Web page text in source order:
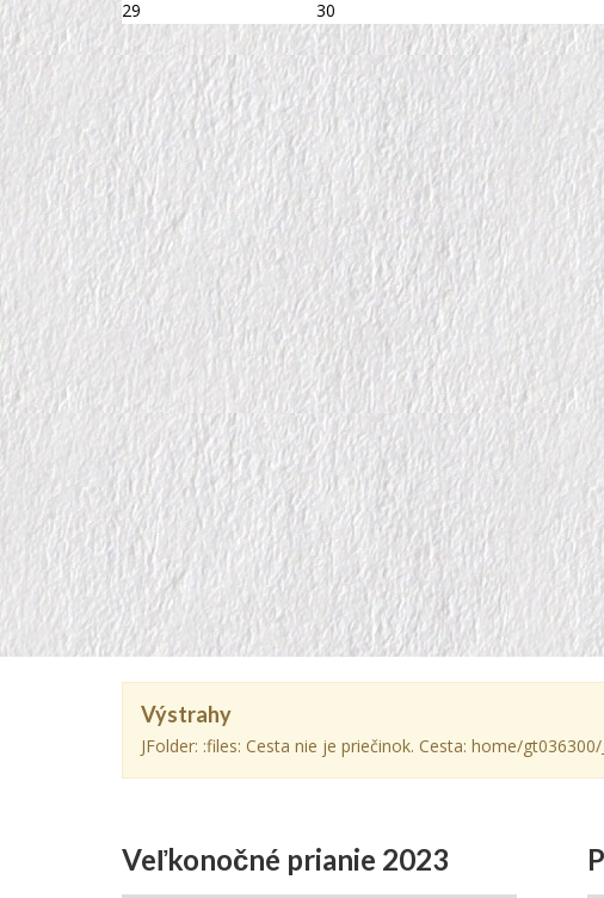
29
30
Výstrahy
JFolder: :files: Cesta nie je priečinok. Cesta: home/
Veľkonočné prianie 2023